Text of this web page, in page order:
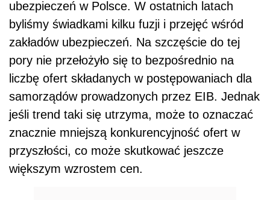
ubezpieczeń w Polsce. W ostatnich latach
byliśmy świadkami kilku fuzji i przejęć wśród
zakładów ubezpieczeń. Na szczęście do tej
pory nie przełożyło się to bezpośrednio na
liczbę ofert składanych w postępowaniach dla
samorządów prowadzonych przez EIB. Jednak
jeśli trend taki się utrzyma, może to oznaczać
znacznie mniejszą konkurencyjność ofert w
przyszłości, co może skutkować jeszcze
większym wzrostem cen.